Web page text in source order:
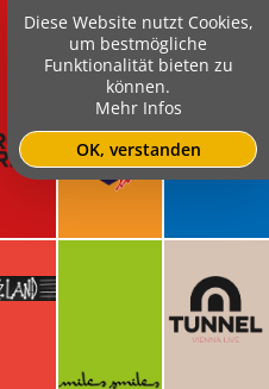
Diese Website nutzt Cookies,
um bestmögliche
Funktionalität bieten zu
können.
Mehr Infos
OK, verstanden